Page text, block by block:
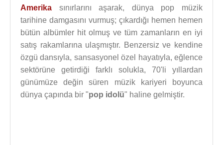
Amerika sınırlarını aşarak, dünya pop müzik
tarihine damgasını vurmuş; çıkardığı hemen hemen
bütün albümler hit olmuş ve tüm zamanların en iyi
satış rakamlarına ulaşmıştır. Benzersiz ve kendine
özgü dansıyla, sansasyonel özel hayatıyla, eğlence
sektörüne getirdiği farklı solukla, 70'li yıllardan
günümüze değin süren müzik kariyeri boyunca
dünya çapında bir "pop idolü" haline gelmiştir.